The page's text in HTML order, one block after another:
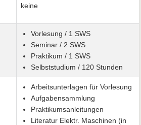
keine
Vorlesung / 1 SWS
Seminar / 2 SWS
Praktikum / 1 SWS
Selbststudium / 120 Stunden
Arbeitsunterlagen für Vorlesung
Aufgabensammlung
Praktikumsanleitungen
Literatur Elektr. Maschinen (in